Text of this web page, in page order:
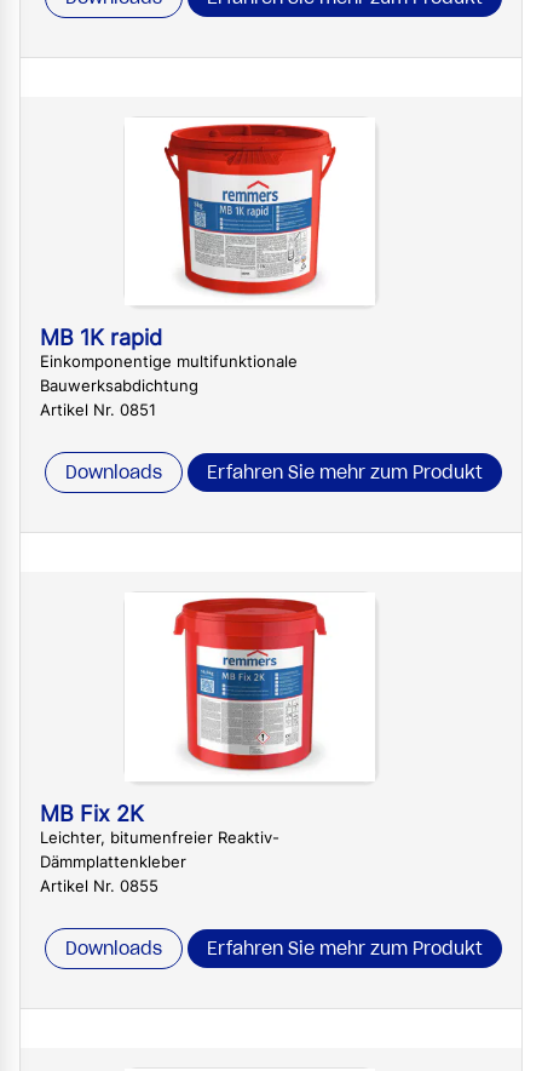
MB 1K rapid
Einkomponentige multifunktionale
Bauwerksabdichtung
Artikel Nr. 0851
Downloads Erfahren Sie mehr zum Produkt
MB Fix 2K
Leichter, bitumenfreier Reaktiv-
Dämmplattenkleber
Artikel Nr. 0855
Downloads Erfahren Sie mehr zum Produkt